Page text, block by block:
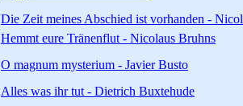
Die Zeit meines Abschied ist vorhanden -
Hemmt eure Tränenflut - Nicolaus Bruhns
O magnum mysterium - Javier Busto
Alles was ihr tut - Dietrich Buxtehude